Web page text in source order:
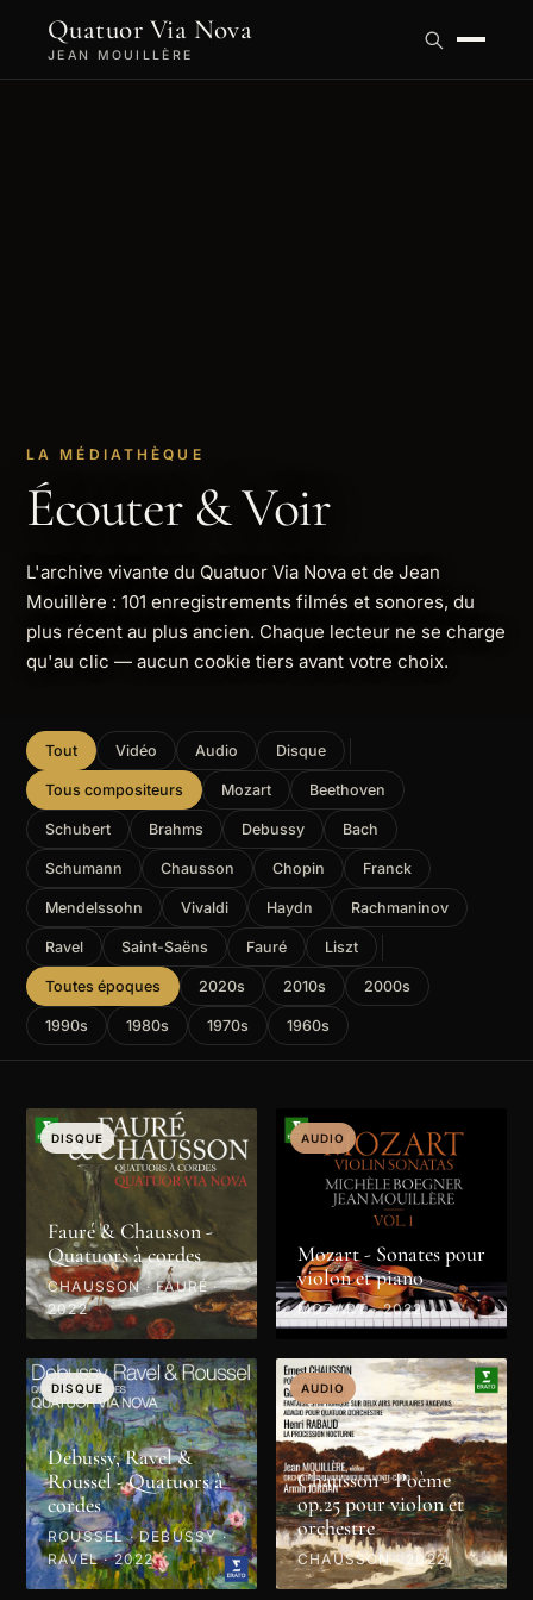
Quatuor Via Nova
JEAN MOUILLÈRE
LA MÉDIATHÈQUE
Écouter & Voir
L'archive vivante du Quatuor Via Nova et de Jean
Mouillère : 101 enregistrements filmés et sonores, du
plus récent au plus ancien. Chaque lecteur ne se charge
qu'au clic — aucun cookie tiers avant votre choix.
Tout Vidéo Audio Disque
Tous compositeurs Mozart Beethoven
Schubert Brahms Debussy Bach
Schumann Chausson Chopin Franck
Mendelssohn Vivaldi Haydn Rachmaninov
Ravel Saint-Saëns Fauré Liszt
Toutes époques 2020s 2010s 2000s
1990s 1980s 1970s 1960s
DISQUE
Fauré & Chausson -
Quatuors à cordes
CHAUSSON · FAURÉ ·
2022
AUDIO
Mozart - Sonates pour
violon et piano
MOZART · 2022
DISQUE
Debussy, Ravel &
Roussel - Quatuors à
cordes
ROUSSEL · DEBUSSY ·
RAVEL · 2022
AUDIO
Chausson - Poème
op.25 pour violon et
orchestre
CHAUSSON · 2022